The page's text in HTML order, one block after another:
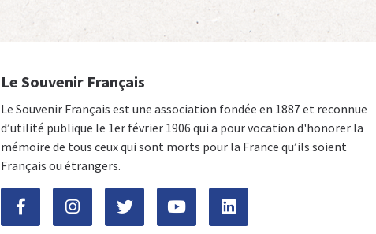
Le Souvenir Français
Le Souvenir Français est une association fondée en 1887 et reconnue
d’utilité publique le 1er février 1906 qui a pour vocation d'honorer la
mémoire de tous ceux qui sont morts pour la France qu’ils soient
Français ou étrangers.